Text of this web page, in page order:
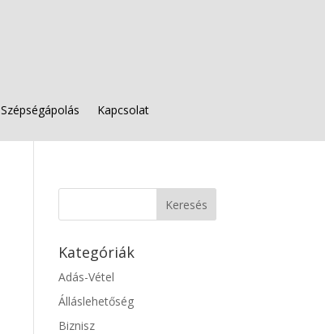
Szépségápolás Kapcsolat
Kategóriák
Adás-Vétel
Álláslehetőség
Biznisz